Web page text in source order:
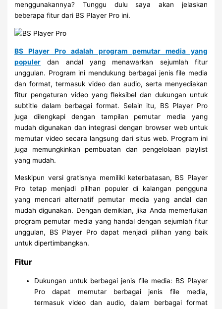
menggunakannya? Tunggu dulu saya akan jelaskan
beberapa fitur dari BS Player Pro ini.
BS Player Pro adalah program pemutar media yang
populer dan andal yang menawarkan sejumlah fitur
unggulan. Program ini mendukung berbagai jenis file media
dan format, termasuk video dan audio, serta menyediakan
fitur pengaturan video yang fleksibel dan dukungan untuk
subtitle dalam berbagai format. Selain itu, BS Player Pro
juga dilengkapi dengan tampilan pemutar media yang
mudah digunakan dan integrasi dengan browser web untuk
memutar video secara langsung dari situs web. Program ini
juga memungkinkan pembuatan dan pengelolaan playlist
yang mudah.
Meskipun versi gratisnya memiliki keterbatasan, BS Player
Pro tetap menjadi pilihan populer di kalangan pengguna
yang mencari alternatif pemutar media yang andal dan
mudah digunakan. Dengan demikian, jika Anda memerlukan
program pemutar media yang handal dengan sejumlah fitur
unggulan, BS Player Pro dapat menjadi pilihan yang baik
untuk dipertimbangkan.
Fitur
Dukungan untuk berbagai jenis file media: BS Player
Pro dapat memutar berbagai jenis file media,
termasuk video dan audio, dalam berbagai format